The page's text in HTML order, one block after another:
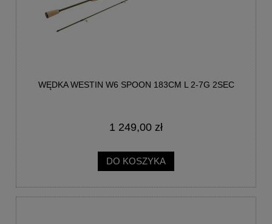
WĘDKA WESTIN W6 SPOON 183CM L 2-7G 2SEC
1 249,00 zł
DO KOSZYKA